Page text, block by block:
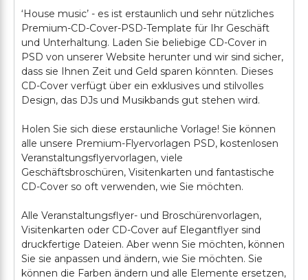
‘House music’ - es ist erstaunlich und sehr nützliches
Premium-CD-Cover-PSD-Template für Ihr Geschäft
und Unterhaltung. Laden Sie beliebige CD-Cover in
PSD von unserer Website herunter und wir sind sicher,
dass sie Ihnen Zeit und Geld sparen könnten. Dieses
CD-Cover verfügt über ein exklusives und stilvolles
Design, das DJs und Musikbands gut stehen wird.
Holen Sie sich diese erstaunliche Vorlage! Sie können
alle unsere Premium-Flyervorlagen PSD, kostenlosen
Veranstaltungsflyervorlagen, viele
Geschäftsbroschüren, Visitenkarten und fantastische
CD-Cover so oft verwenden, wie Sie möchten.
Alle Veranstaltungsflyer- und Broschürenvorlagen,
Visitenkarten oder CD-Cover auf Elegantflyer sind
druckfertige Dateien. Aber wenn Sie möchten, können
Sie sie anpassen und ändern, wie Sie möchten. Sie
können die Farben ändern und alle Elemente ersetzen,